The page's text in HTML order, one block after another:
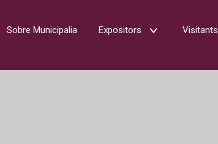
Sobre Municipalia Expositors Visitants